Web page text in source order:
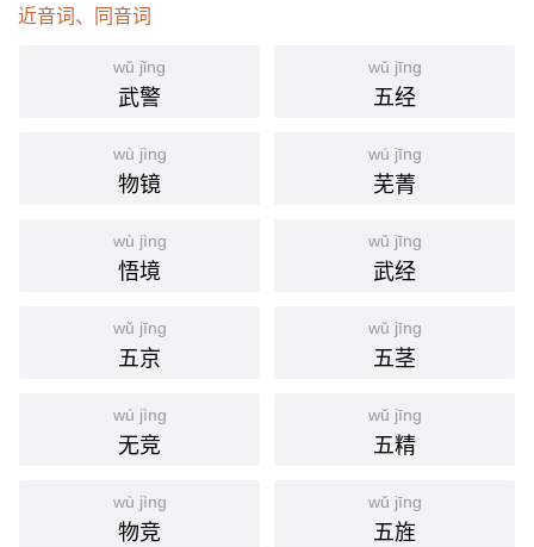
近音词、同音词
wǔ jǐng
武警
wǔ jīng
五经
wù jìng
物镜
wú jīng
芜菁
wù jìng
悟境
wǔ jīng
武经
wǔ jīng
五京
wǔ jīng
五茎
wú jìng
无竞
wǔ jīng
五精
wù jìng
物竞
wǔ jīng
五旌